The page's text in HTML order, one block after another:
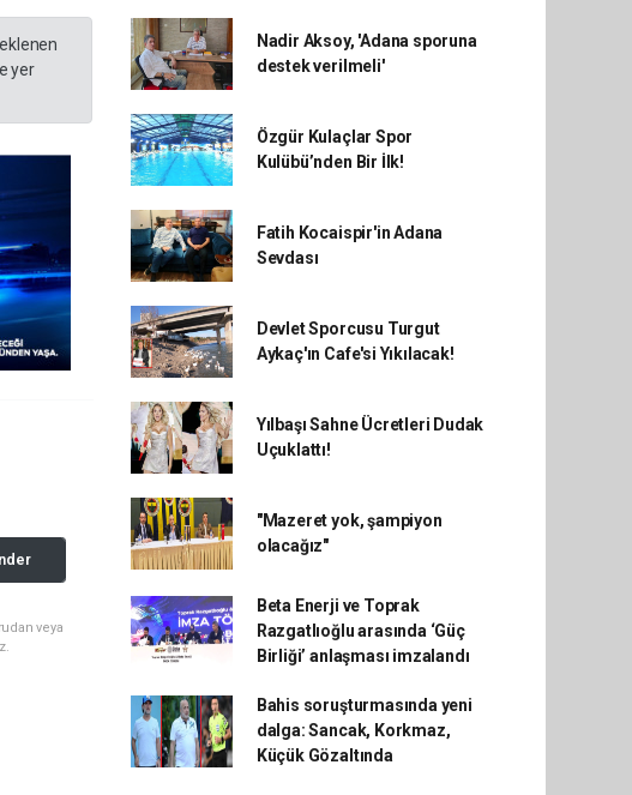
yer
veya
Nadir Aksoy, 'Adana sporuna
destek verilmeli'
Özgür Kulaçlar Spor
Kulübü’nden Bir İlk!
Fatih Kocaispir'in Adana
Sevdası
Devlet Sporcusu Turgut
Aykaç'ın Cafe'si Yıkılacak!
Yılbaşı Sahne Ücretleri Dudak
Uçuklattı!
"Mazeret yok, şampiyon
olacağız"
Beta Enerji ve Toprak
Razgatlıoğlu arasında ‘Güç
Birliği’ anlaşması imzalandı
Bahis soruşturmasında yeni
dalga: Sancak, Korkmaz,
Küçük Gözaltında